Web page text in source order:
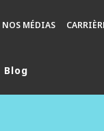
NOS MÉDIAS
Blog